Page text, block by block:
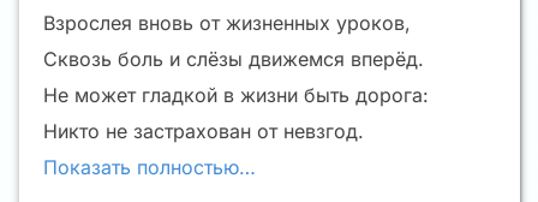
Взрослея вновь от жизненных уроков,
Сквозь боль и слёзы движемся вперёд.
Не может гладкой в жизни быть дорога:
Никто не застрахован от невзгод.
Показать полностью…